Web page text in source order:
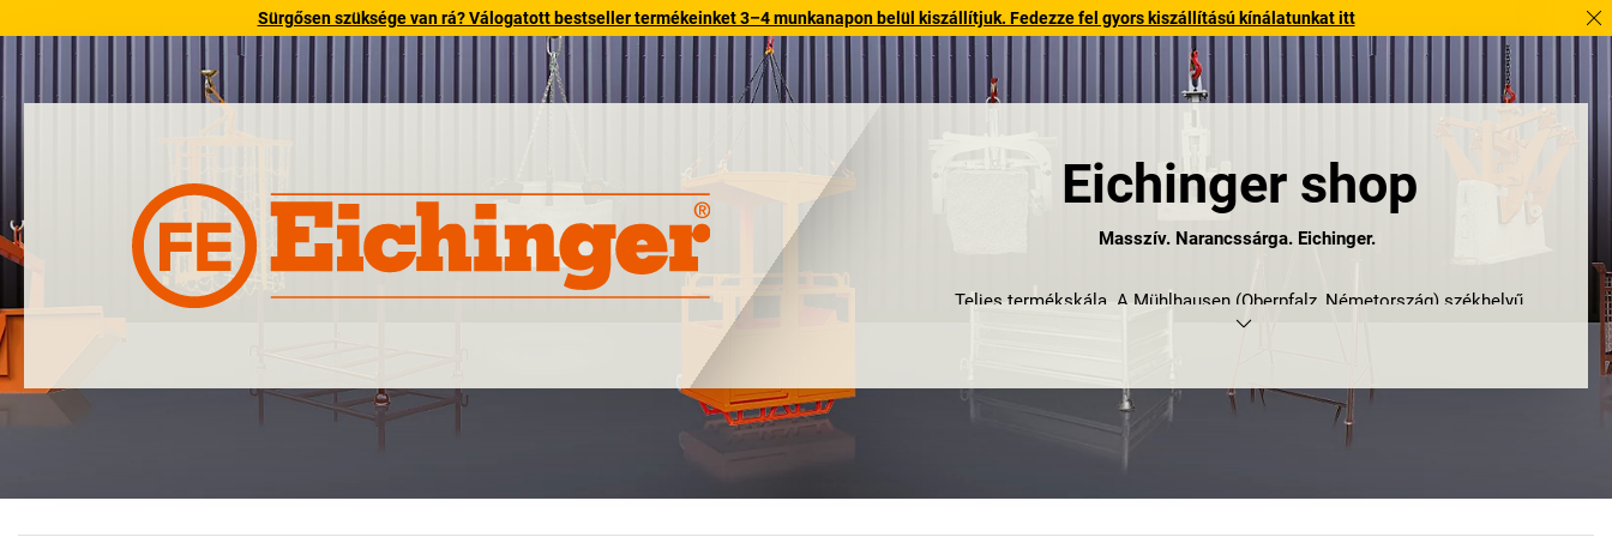
Sürgősen szüksége van rá? Válogatott bestseller termékeinket 3–4 munkanapon belül kiszállítjuk. Fedezze fel gyors kiszállítású kínálatunkat itt
Eichinger shop
Masszív. Narancssárga. Eichinger.
Teljes termékskála. A Mühlhausen (Oberpfalz, Németország) székhelyű
Florian Eichinger GmbH vállalatnál korábban sem volt ez másként. A vállalat
kézi szállítókocsik széles választékát kínálja. Mindig az első helyen:
elsőosztályú minőség. Az Eichinger termékcsalád masszív acélból komoly